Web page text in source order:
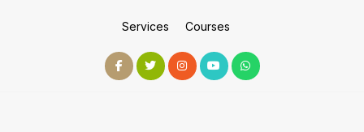
Services Courses